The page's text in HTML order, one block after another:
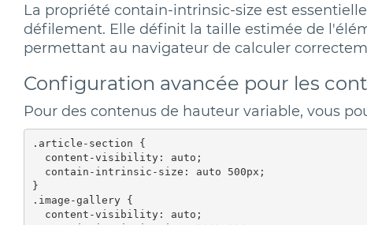
La propriété contain-intrinsic-size est
défilement. Elle définit la taille estimée de
permettant au navigateur de calculer
Configuration avancée pour les
Pour des contenus de hauteur variable, vous
.article-section {
  content-visibility: auto;
  contain-intrinsic-size: auto 500px;
}
.image-gallery {
  content-visibility: auto;